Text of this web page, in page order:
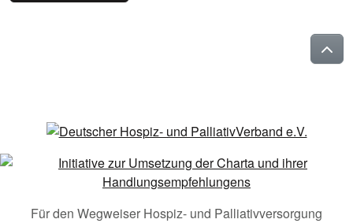
Für den Wegweiser Hospiz- und Palliativversorgung